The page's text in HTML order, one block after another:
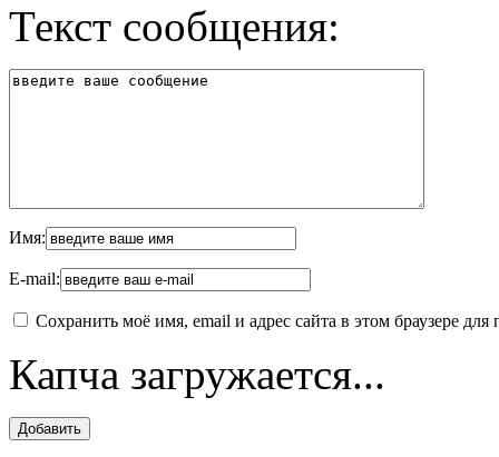
Текст сообщения:
Имя:
E-mail:
Сохранить моё имя, email и адрес сайта в этом браузере
Капча загружается...